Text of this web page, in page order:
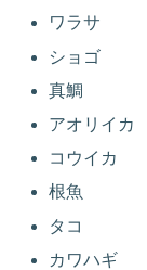
ワラサ
ショゴ
真鯛
アオリイカ
コウイカ
根魚
タコ
カワハギ